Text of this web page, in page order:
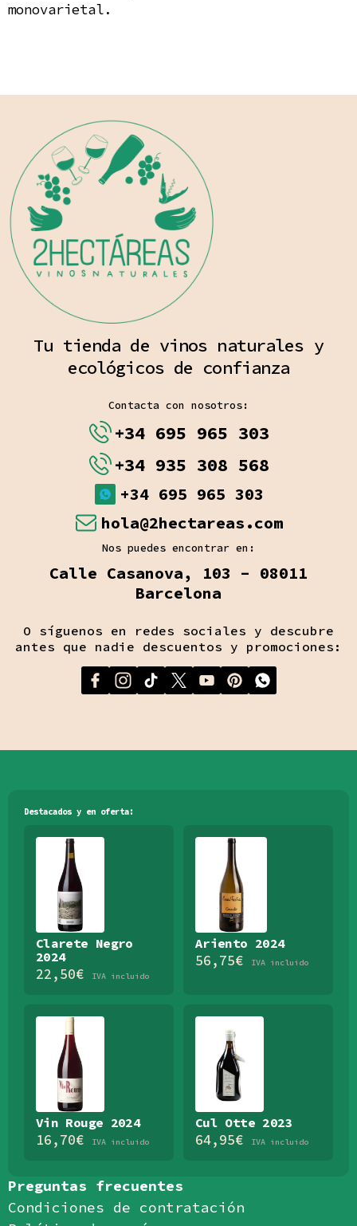
monovarietal.
Tu tienda de vinos naturales y
ecológicos de confianza
Contacta con nosotros:
+34 695 965 303
+34 935 308 568
+34 695 965 303
hola@2hectareas.com
Nos puedes encontrar en:
Calle Casanova, 103 - 08011
Barcelona
O síguenos en redes sociales y descubre
antes que nadie descuentos y promociones:
Preguntas frecuentes
Condiciones de contratación
Destacados y en oferta:
Clarete Negro
2024
22,50€ IVA incluido
Ariento 2024
56,75€ IVA incluido
Vin Rouge 2024
16,70€ IVA incluido
Cul Otte 2023
64,95€ IVA incluido